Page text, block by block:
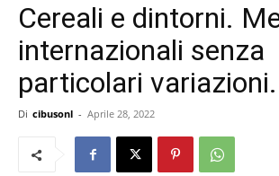
Cereali e dintorni.
internazionali senza
particolari variazioni.
Di cibusonl - Aprile 28, 2022